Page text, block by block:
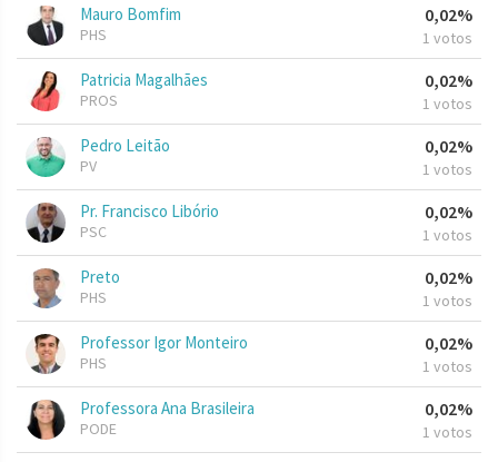
Mauro Bomfim
PHS
0,02%
1 votos
Patricia Magalhães
PROS
0,02%
1 votos
Pedro Leitão
PV
0,02%
1 votos
Pr. Francisco Libório
PSC
0,02%
1 votos
Preto
PHS
0,02%
1 votos
Professor Igor Monteiro
PHS
0,02%
1 votos
Professora Ana Brasileira
PODE
0,02%
1 votos